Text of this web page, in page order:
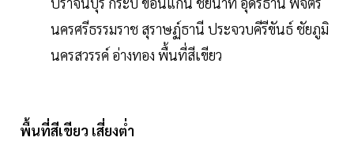
นครศรีธรรมราช สุราษฏ์ธานี ประจวบคีรีขันธ์ ชัยภูมิ
นครสวรรค์ อ่างทอง พื้นที่สีเขียว
พื้นที่สีเขียว เสี่ยงต่ำ